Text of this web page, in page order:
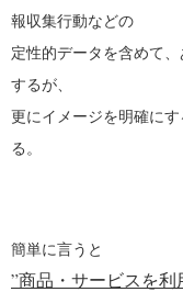
報収集行動などの
定性的データを含めて
するが、
更にイメージを明確に
る。
簡単に言うと
”商品・サービスを